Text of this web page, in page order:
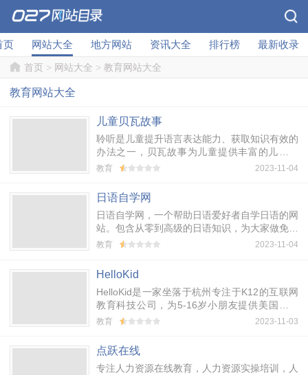
页 网站大全 地方网站 资讯大全 排行榜 最新收录
首页 > 网站大全 > 教育网站大全
教育网站大全
儿童贝瓦故事
聆听是儿童提升语言表达能力、获取知识有效的
办法之一，贝瓦故事为儿童提供丰富的儿童故
事，包括童话故事、成语故事、启蒙故事、儿童
教育 2023-11-04
日语自学网
日语自学网，一个帮助日语爱好者自学日语的网
站。包含从零到高级的日语知识，为大家做免费
答疑！
教育 2023-11-04
HelloKid
HelloKid是一家坐落于杭州专注于K12的互联网
教育科技公司，为5-16岁小朋友提供美国小学
课程的互联网教育公司，为5-16岁小朋友提供
教育 2023-11-03
点跃在线
专注人力资源在线教育，人力资源实操培训，人